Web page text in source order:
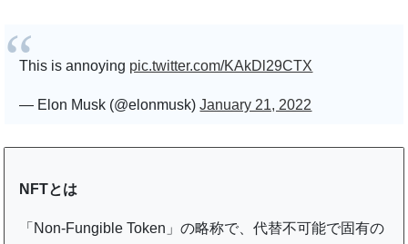
This is annoying pic.twitter.com/KAkDl29CTX
— Elon Musk (@elonmusk)January 21, 2022
NFTとは
「Non-Fungible Token」の略称で、代替不可能で固有の